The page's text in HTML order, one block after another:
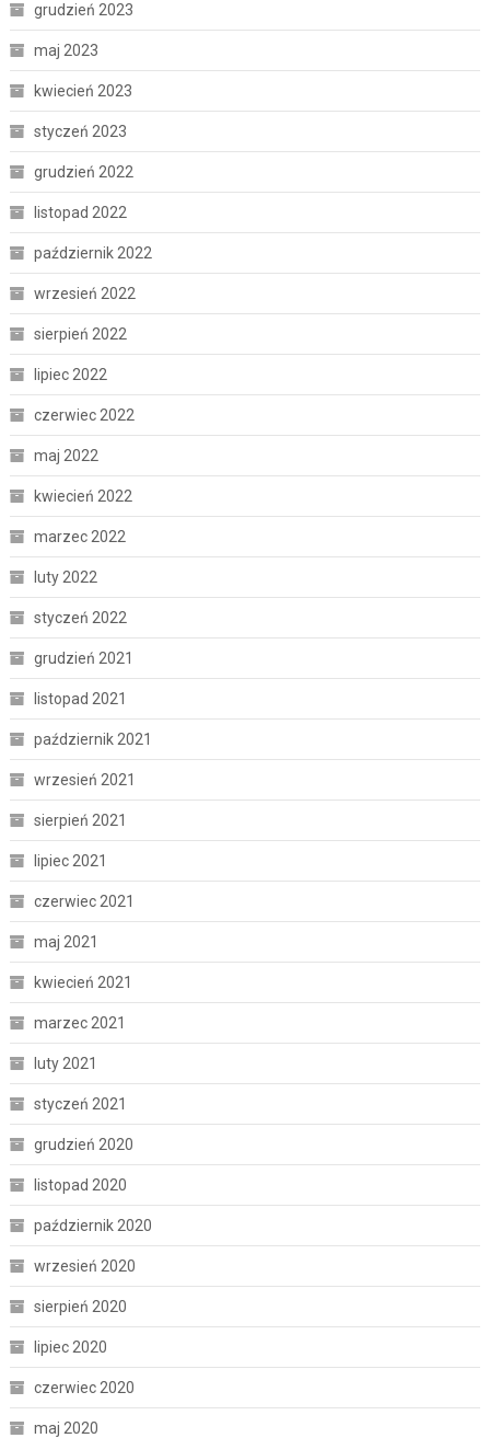
grudzień 2023
maj 2023
kwiecień 2023
styczeń 2023
grudzień 2022
listopad 2022
październik 2022
wrzesień 2022
sierpień 2022
lipiec 2022
czerwiec 2022
maj 2022
kwiecień 2022
marzec 2022
luty 2022
styczeń 2022
grudzień 2021
listopad 2021
październik 2021
wrzesień 2021
sierpień 2021
lipiec 2021
czerwiec 2021
maj 2021
kwiecień 2021
marzec 2021
luty 2021
styczeń 2021
grudzień 2020
listopad 2020
październik 2020
wrzesień 2020
sierpień 2020
lipiec 2020
czerwiec 2020
maj 2020